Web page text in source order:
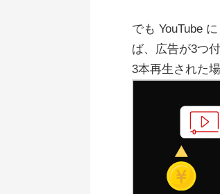
でも YouTube
ば、広告が3つ
3本再生された